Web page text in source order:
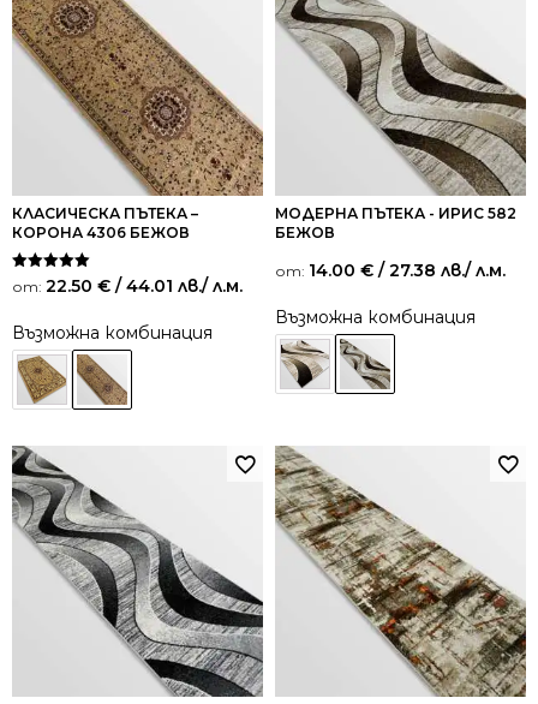
КЛАСИЧЕСКА ПЪТЕКА –
КОРОНА 4306 БЕЖОВ
Оценено на
5.00
от: 22.50 € / 44.01 лв./ л.м.
Възможна комбинация
МОДЕРНА ПЪТЕКА - ИРИС 582
БЕЖОВ
от: 14.00 € / 27.38 лв./ л.м.
Възможна комбинация